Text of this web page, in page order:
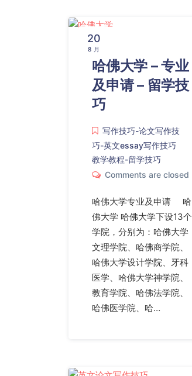
20
8 月
哈佛大学 – 专业
及申请 – 留学技
巧
写作技巧-论文写作技
巧-英文essay写作技巧
教学教程-留学技巧
Comments are closed
哈佛大学专业及申请 哈
佛大学 哈佛大学下设13个
学院，分别为：哈佛大学
文理学院、哈佛商学院、
哈佛大学设计学院、牙科
医学、哈佛大学神学院、
教育学院、哈佛法学院、
哈佛医学院、哈…